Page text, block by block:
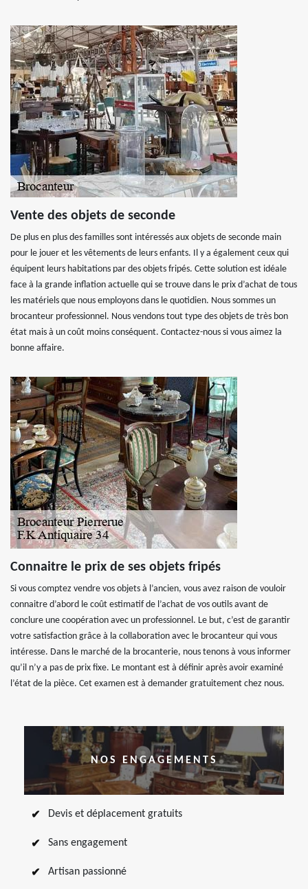
Vente des objets de seconde
De plus en plus des familles sont intéressés aux objets de seconde main
pour le jouer et les vêtements de leurs enfants. Il y a également ceux qui
équipent leurs habitations par des objets fripés. Cette solution est idéale
face à la grande inflation actuelle qui se trouve dans le prix d’achat de tous
les matériels que nous employons dans le quotidien. Nous sommes un
brocanteur professionnel. Nous vendons tout type des objets de très bon
état mais à un coût moins conséquent. Contactez-nous si vous aimez la
bonne affaire.
Connaitre le prix de ses objets fripés
Si vous comptez vendre vos objets à l’ancien, vous avez raison de vouloir
connaitre d’abord le coût estimatif de l’achat de vos outils avant de
conclure une coopération avec un professionnel. Le but, c’est de garantir
votre satisfaction grâce à la collaboration avec le brocanteur qui vous
intéresse. Dans le marché de la brocanterie, nous tenons à vous informer
qu’il n’y a pas de prix fixe. Le montant est à définir après avoir examiné
l’état de la pièce. Cet examen est à demander gratuitement chez nous.
NOS ENGAGEMENTS
Devis et déplacement gratuits
Sans engagement
Artisan passionné